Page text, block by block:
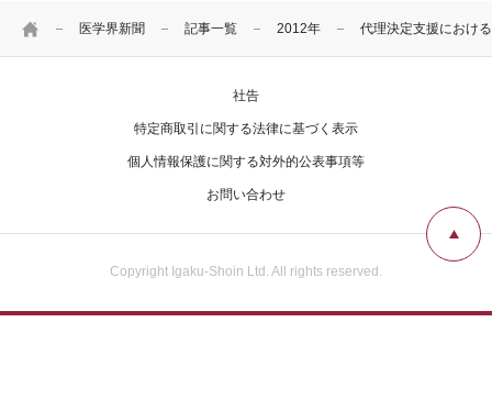
HOME 医学界新聞 記事一覧 2012年 代理決定支援におけ
社告
特定商取引に関する法律に基づく表示
個人情報保護に関する対外的公表事項等
お問い合わせ
Copyright Igaku-Shoin Ltd. All rights reserved.